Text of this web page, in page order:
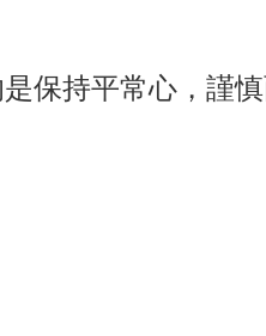
保持平常心，謹慎